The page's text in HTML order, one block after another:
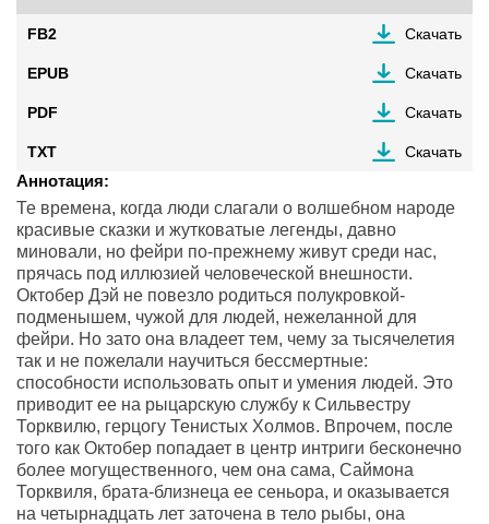
FB2 Скачать
EPUB Скачать
PDF Скачать
TXT Скачать
Аннотация:
Те времена, когда люди слагали о волшебном народе
красивые сказки и жутковатые легенды, давно
миновали, но фейри по-прежнему живут среди нас,
прячась под иллюзией человеческой внешности.
Октобер Дэй не повезло родиться полукровкой-
подменышем, чужой для людей, нежеланной для
фейри. Но зато она владеет тем, чему за тысячелетия
так и не пожелали научиться бессмертные:
способности использовать опыт и умения людей. Это
приводит ее на рыцарскую службу к Сильвестру
Торквилю, герцогу Тенистых Холмов. Впрочем, после
того как Октобер попадает в центр интриги бесконечно
более могущественного, чем она сама, Саймона
Торквиля, брата-близнеца ее сеньора, и оказывается
на четырнадцать лет заточена в тело рыбы, она